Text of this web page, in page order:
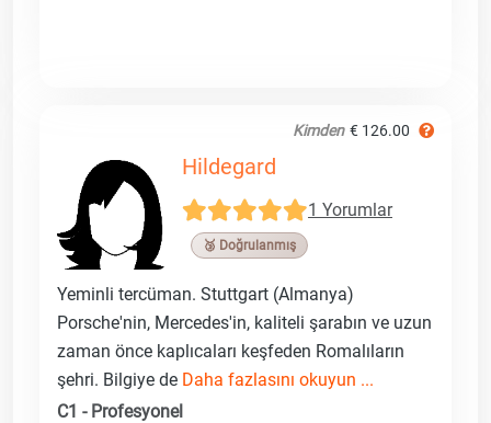
Kimden € 126.00
Hildegard
1 Yorumlar
🥉 Doğrulanmış
Yeminli tercüman. Stuttgart (Almanya)
Porsche'nin, Mercedes'in, kaliteli şarabın ve uzun
zaman önce kaplıcaları keşfeden Romalıların
şehri. Bilgiye de Daha fazlasını okuyun ...
C1 - Profesyonel